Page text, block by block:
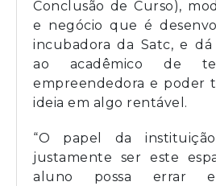
Conclusão de Curso),
e negócio que é
incubadora da Satc, e
ao acadêmico de
empreendedora e poder
ideia em algo rentável.
“O papel da
justamente ser este
aluno possa errar e